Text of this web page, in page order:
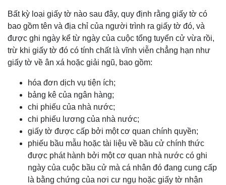
Bất kỳ loại giấy tờ nào sau đây, quy định rằng giấy tờ có
bao gồm tên và địa chỉ của người trình ra giấy tờ đó, và
được ghi ngày kể từ ngày của cuộc tổng tuyển cử vừa rồi,
trừ khi giấy tờ đó có tính chất là vĩnh viễn chẳng hạn như
giấy tờ về ân xá hoặc giải ngũ, bao gồm:
hóa đơn dịch vụ tiện ích;
bảng kê của ngân hàng;
chi phiếu của nhà nước;
chi phiếu lương của nhà nước;
giấy tờ được cấp bởi một cơ quan chính quyền;
phiếu bầu mẫu hoặc tài liệu về bầu cử chính thức
được phát hành bởi một cơ quan nhà nước có ghi
ngày của cuộc bầu cử mà cá nhân đó đang cung cấp
là bằng chứng của nơi cư ngụ hoặc giấy tờ nhận